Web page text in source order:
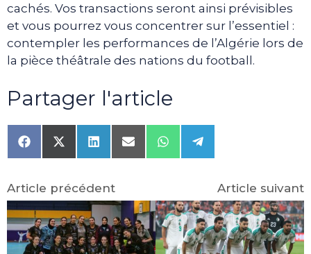
cachés. Vos transactions seront ainsi prévisibles
et vous pourrez vous concentrer sur l’essentiel :
contempler les performances de l’Algérie lors de
la pièce théâtrale des nations du football.
Partager l'article
Share
on
Share
on
(Twitter)
Share
on
Share
on
Share
on
Share
on
Article précédent
Article suivant